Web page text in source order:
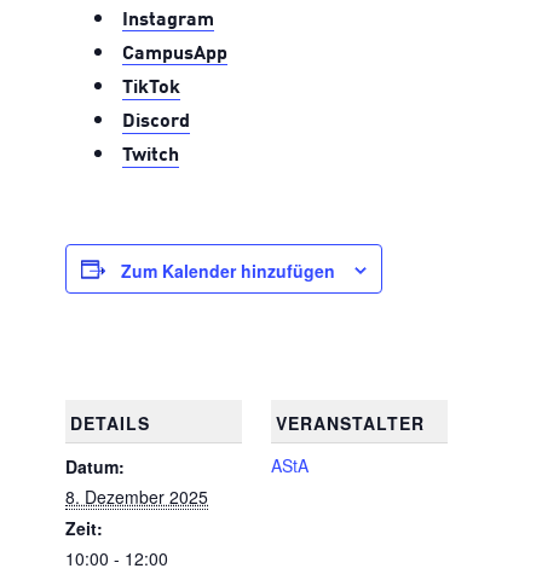
Instagram
CampusApp
TikTok
Discord
Twitch
Zum Kalender hinzufügen
DETAILS
Datum:
8. Dezember 2025
Zeit:
10:00 - 12:00
VERANSTALTER
AStA